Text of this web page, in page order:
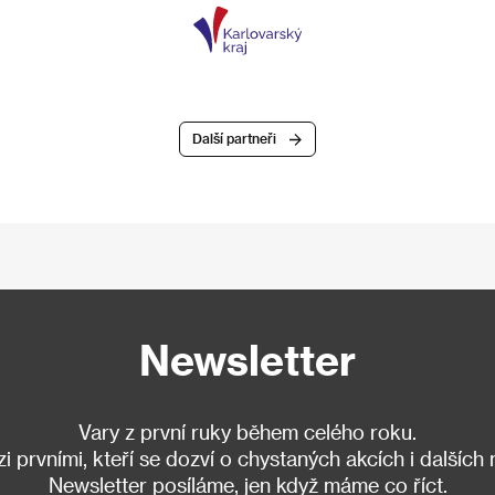
Další partneři
Newsletter
Vary z první ruky během celého roku.
prvními, kteří se dozví o chystaných akcích i dalších
Newsletter posíláme, jen když máme co říct.